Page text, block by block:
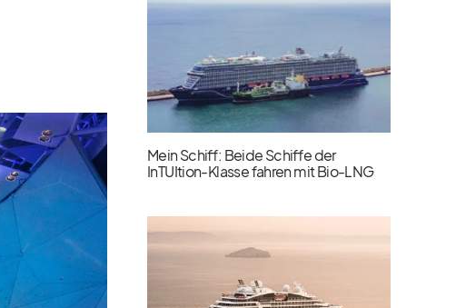
Mein Schiff: Beide Schiffe der
InTUItion-Klasse fahren mit Bio-LNG